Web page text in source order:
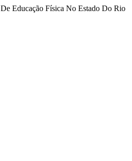
Educação Física No Estado Do Rio